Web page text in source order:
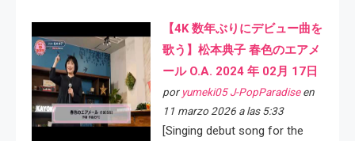
【4K 数年ぶりにデビュー曲を
歌う】松本典子 春色のエアメ
ール O.A. 2024 年 02月 17日
por yumeki05 J-PopParadiseen
11 marzo 2026 a las 5:33
[Singing debut song for the